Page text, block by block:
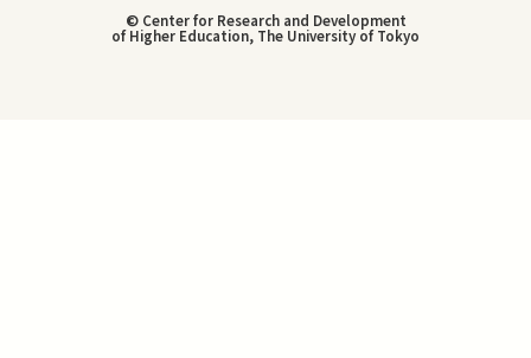
© Center for Research and Development
of Higher Education, The University of Tokyo